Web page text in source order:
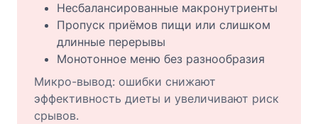
Несбалансированные макронутриенты
Пропуск приёмов пищи или слишком
длинные перерывы
Монотонное меню без разнообразия
Микро-вывод: ошибки снижают
эффективность диеты и увеличивают риск
срывов.